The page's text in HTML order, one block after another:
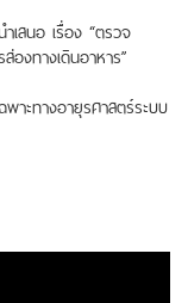
เสนอ เรื่อง “ตรวจ
องทางเดินอาหาร”
ะทางอายุรศาสตร์ระบบ